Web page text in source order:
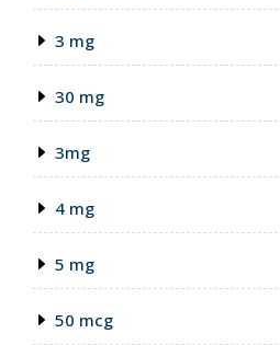
3 mg
30 mg
3mg
4 mg
5 mg
50 mcg